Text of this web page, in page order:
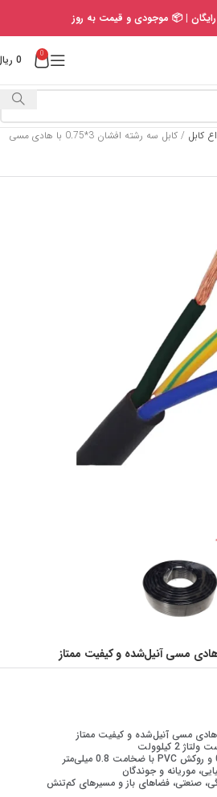
| 📦 موجودی و قیمت به روز
0
0
کابل /
کابل سه رشته افشان 3*0.75 با هادی مسی
موریانه و جوندگان
صنعتی، فضاهای باز و مسیرهای کم‌تنش